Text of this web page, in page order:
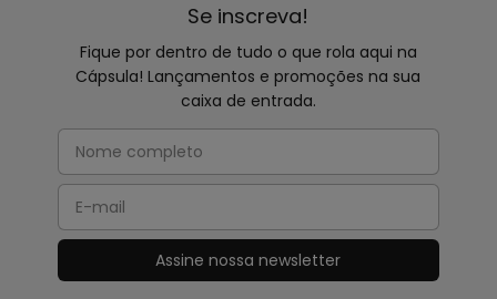
Se inscreva!
Fique por dentro de tudo o que rola aqui na
Cápsula! Lançamentos e promoções na sua
caixa de entrada.